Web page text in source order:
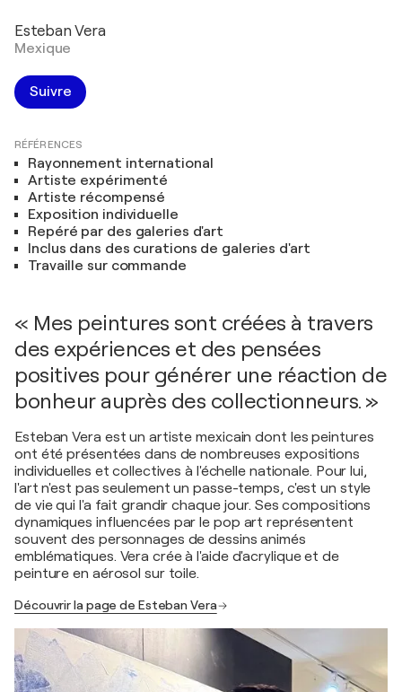
Esteban Vera
Mexique
Suivre
RÉFÉRENCES
Rayonnement international
Artiste expérimenté
Artiste récompensé
Exposition individuelle
Repéré par des galeries d'art
Inclus dans des curations de galeries d'art
Travaille sur commande
« Mes peintures sont créées à travers
des expériences et des pensées
positives pour générer une réaction de
bonheur auprès des collectionneurs. »
Esteban Vera est un artiste mexicain dont les peintures
ont été présentées dans de nombreuses expositions
individuelles et collectives à l'échelle nationale. Pour lui,
l'art n'est pas seulement un passe-temps, c'est un style
de vie qui l'a fait grandir chaque jour. Ses compositions
dynamiques influencées par le pop art représentent
souvent des personnages de dessins animés
emblématiques. Vera crée à l'aide d'acrylique et de
peinture en aérosol sur toile.
Découvrir la page de Esteban Vera